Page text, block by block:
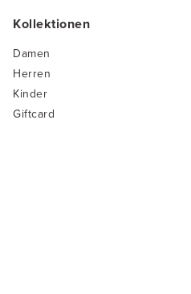
Kollektionen
Damen
Herren
Kinder
Giftcard